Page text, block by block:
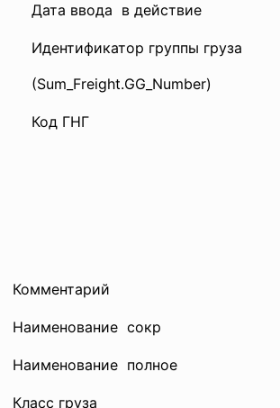
Дата ввода в действие
Идентификатор группы груза
(Sum_Freight.GG_Number)
Код ГНГ
Комментарий
Наименование сокр
Наименование полное
Класс груза